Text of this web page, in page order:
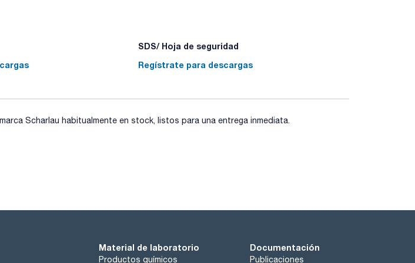
SDS/ Hoja de seguridad
Regístrate para descargas
Scharlau habitualmente en stock, listos para una entrega inmediata.
Material de laboratorio
Productos químicos
Documentación
Publicaciones